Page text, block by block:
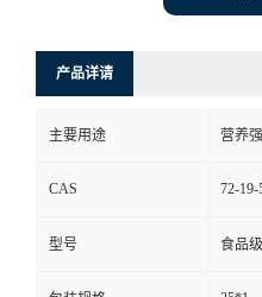
产品详请
主要用途 营养
CAS 72-19-
型号 食品级